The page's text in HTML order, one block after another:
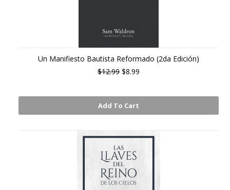
Un Manifiesto Bautista Reformado (2da Edición)
$12.99 $8.99
Add To Cart